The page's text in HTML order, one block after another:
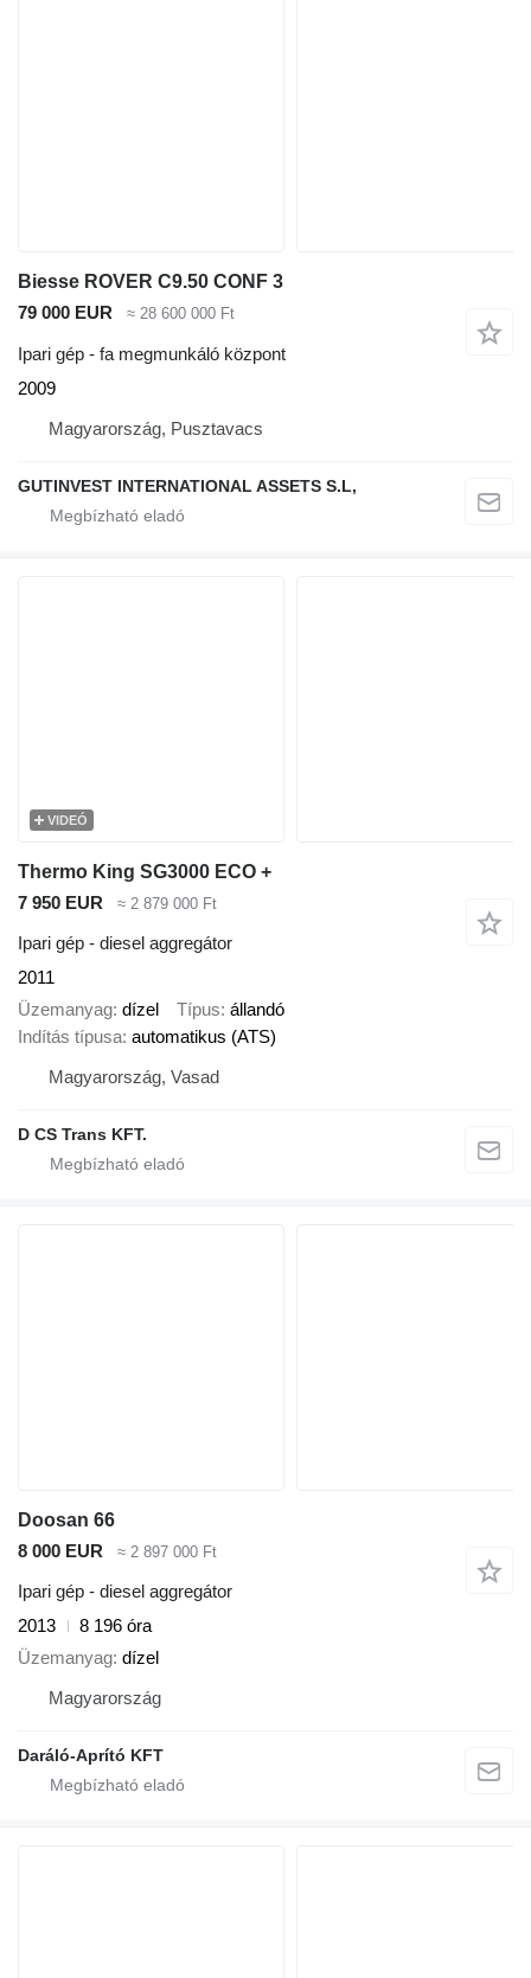
Biesse ROVER C9.50 CONF 3
79 000 EUR
≈ 28 600 000 Ft
Ipari gép - fa megmunkáló központ
2009
Magyarország, Pusztavacs
GUTINVEST INTERNATIONAL ASSETS S.L,
VIDEÓ
Thermo King SG3000 ECO +
7 950 EUR
≈ 2 879 000 Ft
Ipari gép - diesel aggregátor
2011
Üzemanyag dízel Típus állandó
Indítás típusa automatikus (ATS)
Magyarország, Vasad
D CS Trans KFT.
Doosan 66
8 000 EUR
≈ 2 897 000 Ft
Ipari gép - diesel aggregátor
2013
8 196 óra
Üzemanyag dízel
Magyarország
Daráló-Aprító KFT